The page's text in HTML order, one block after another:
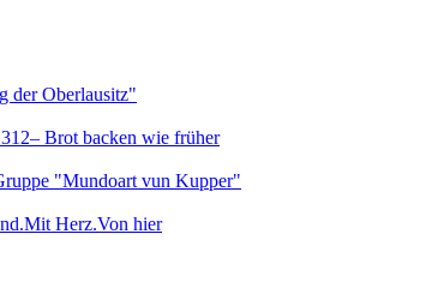
der Oberlausitz"
Brot backen wie früher
"Mundoart vun Kupper"
Herz.Von hier